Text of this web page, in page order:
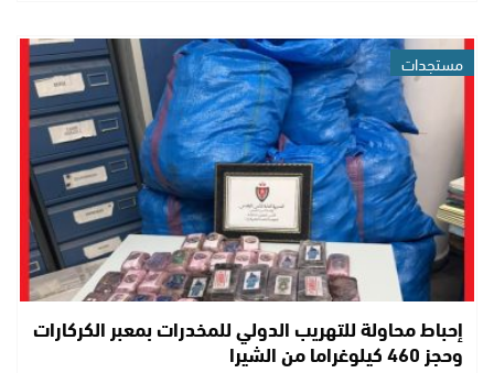
مستجدات
إحباط محاولة للتهريب الدولي للمخدرات بمعبر الكركارات
وحجز 460 كيلوغراما من الشيرا